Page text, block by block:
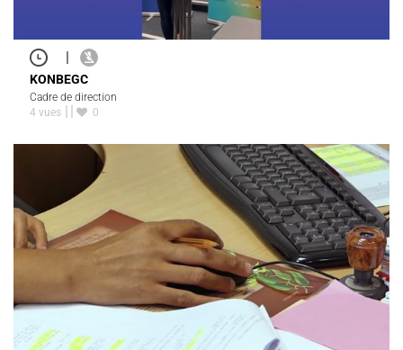
|
KONBEGC
Cadre de direction
4 vues
0